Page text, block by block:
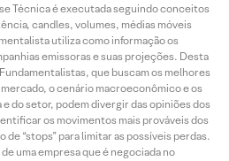
Técnica é executada seguindo conceitos
candles, volumes, médias móveis
utiliza como informação os
emissoras e suas projeções. Desta
que buscam os melhores
o cenário macroeconômico e os
do setor, podem divergir das opiniões dos
os movimentos mais prováveis dos
“stops” para limitar as possíveis perdas.
uma empresa que é negociada no